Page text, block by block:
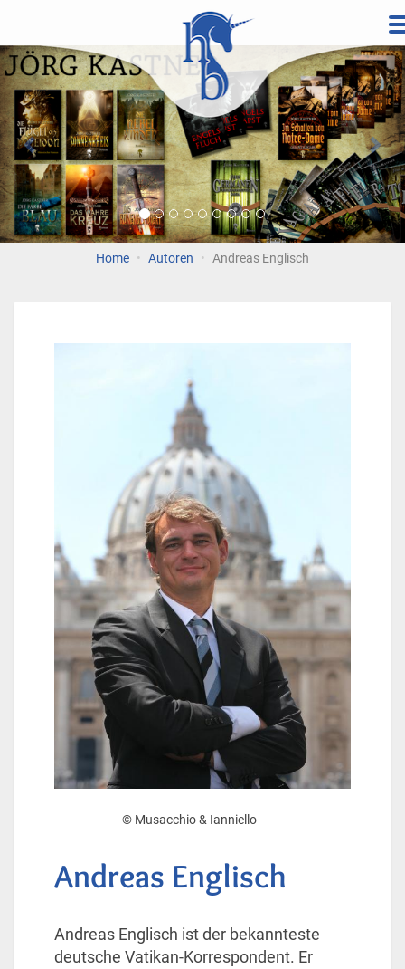
InhaltVorherige
Home Autoren Andreas Englisch
© Musacchio & Ianniello
Andreas Englisch
Andreas Englisch ist der bekannteste
deutsche Vatikan-Korrespondent. Er